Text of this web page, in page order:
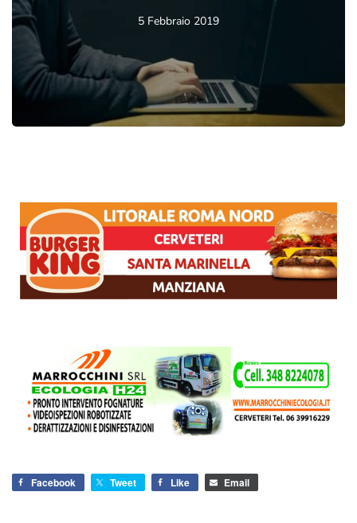
5 Febbraio 2019
Facebook Tweet Like Email